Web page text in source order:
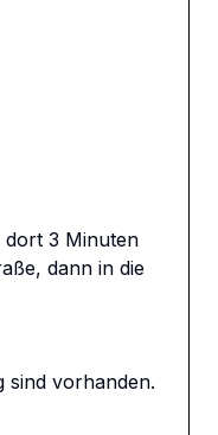
dort 3 Minuten
dann in die
sind vorhanden.